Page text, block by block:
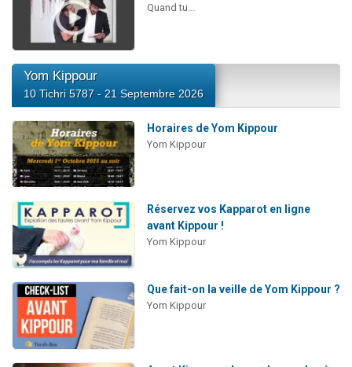
Quand tu...
Yom Kippour
10 Tichri 5787 - 21 Septembre 2026
Horaires de Yom Kippour
Yom Kippour
Réservez vos Kapparot en ligne
avant Kippour !
Yom Kippour
Que fait-on la veille de Yom Kippour ?
Yom Kippour